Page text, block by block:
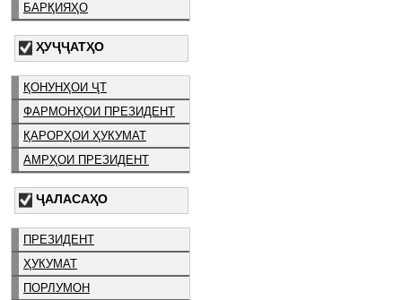
БАРҚИЯҲО
ҲУҶҶАТҲО
ҚОНУНҲОИ ҶТ
ФАРМОНҲОИ ПРЕЗИДЕНТ
ҚАРОРҲОИ ҲУКУМАТ
АМРҲОИ ПРЕЗИДЕНТ
ҶАЛАСАҲО
ПРЕЗИДЕНТ
ҲУКУМАТ
ПОРЛУМОН